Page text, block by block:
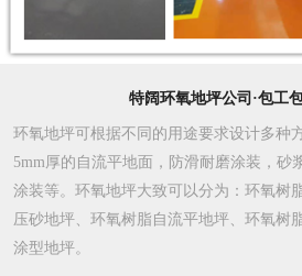
特阔环氧地坪公司·包工
环氧地坪可根据不同的用途要求设计多种
5mm厚的自流平地面，防滑耐磨涂装，砂
涂装等。环氧地坪大致可以分为：环氧树
压砂地坪、环氧树脂自流平地坪、环氧树
涂型地坪。